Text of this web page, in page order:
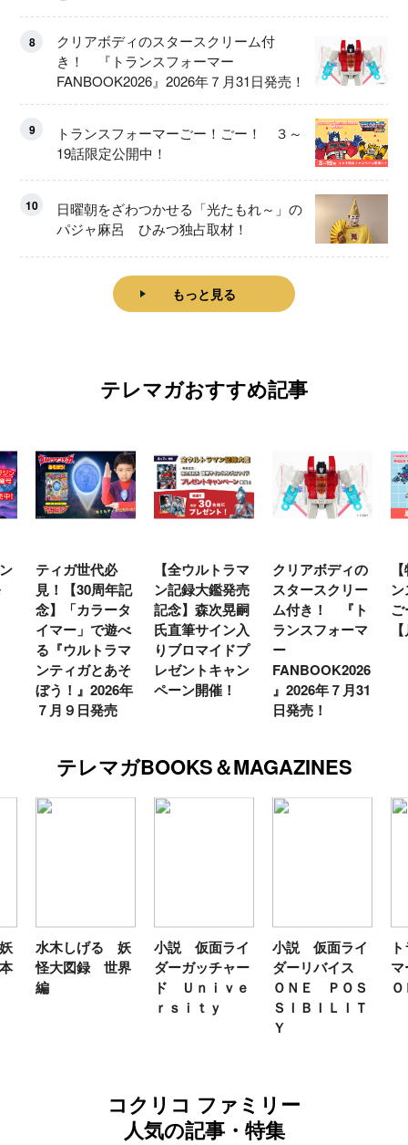
8
クリアボディのスタースクリーム付
き！ 『トランスフォーマー
FANBOOK2026』2026年７月31日発売！
9
トランスフォーマーごー！ごー！ ３～
19話限定公開中！
10
日曜朝をざわつかせる「光たもれ～」の
パジャ麻呂 ひみつ独占取材！
もっと見る
テレマガおすすめ記事
ティガ世代必
見！【30周年記
念】「カラータ
イマー」で遊べ
る『ウルトラマ
ンティガとあそ
ぼう！』2026年
７月９日発売
【全ウルトラマ
ン記録大鑑発売
記念】森次晃嗣
氏直筆サイン入
りブロマイドプ
レゼントキャン
ペーン開催！
クリアボディの
スタースクリー
ム付き！ 『ト
ランスフォーマ
ー
FANBOOK2026
』2026年７月31
日発売！
【特別
ンスフ
ごー！
【月イ
テレマガBOOKS＆MAGAZINES
水木しげる 妖
怪大図録 世界
編
小説 仮面ライ
ダーガッチャー
ド Ｕｎｉｖｅ
ｒｓｉｔｙ
小説 仮面ライ
ダーリバイス
ＯＮＥ ＰＯＳ
ＳＩＢＩＬＩＴ
Ｙ
ト
マ
Ｏ
コクリコ ファミリー
人気の記事・特集